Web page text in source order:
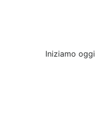
Iniziamo